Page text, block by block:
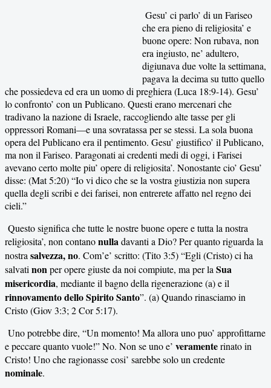
Gesu’ ci parlo’ di un Fariseo
che era pieno di religiosita’ e
buone opere: Non rubava, non
era ingiusto, ne’ adultero,
digiunava due volte la settimana,
pagava la decima su tutto quello
che possiedeva ed era un uomo di preghiera (Luca 18:9-14). Gesu’
lo confronto’ con un Publicano. Questi erano mercenari che
tradivano la nazione di Israele, raccogliendo alte tasse per gli
oppressori Romani—e una sovratassa per se stessi. La sola buona
opera del Publicano era il pentimento. Gesu’ giustifico’ il Publicano,
ma non il Fariseo. Paragonati ai credenti medi di oggi, i Farisei
avevano certo molte piu’ opere di religiosita’. Nonostante cio’ Gesu’
disse: (Mat 5:20) “Io vi dico che se la vostra giustizia non supera
quella degli scribi e dei farisei, non entrerete affatto nel regno dei
cieli.”
Questo significa che tutte le nostre buone opere e tutta la nostra
religiosita’, non contanonulladavanti a Dio? Per quanto riguarda la
nostra salvezza, no. Com’e’ scritto: (Tito 3:5) “Egli (Cristo) ci ha
salvati nonper opere giuste da noi compiute, ma per la Sua
misericordia, mediante il bagno della rigenerazione (a) e il
rinnovamento dello Spirito Santo”. (a) Quando rinasciamo in
Cristo (Giov 3:3; 2 Cor 5:17).
Uno potrebbe dire, “Un momento! Ma allora uno puo’ approfittarne
e peccare quanto vuole!” No. Non se uno e’ veramenterinato in
Cristo! Uno che ragionasse cosi’ sarebbe solo un credente
nominale.